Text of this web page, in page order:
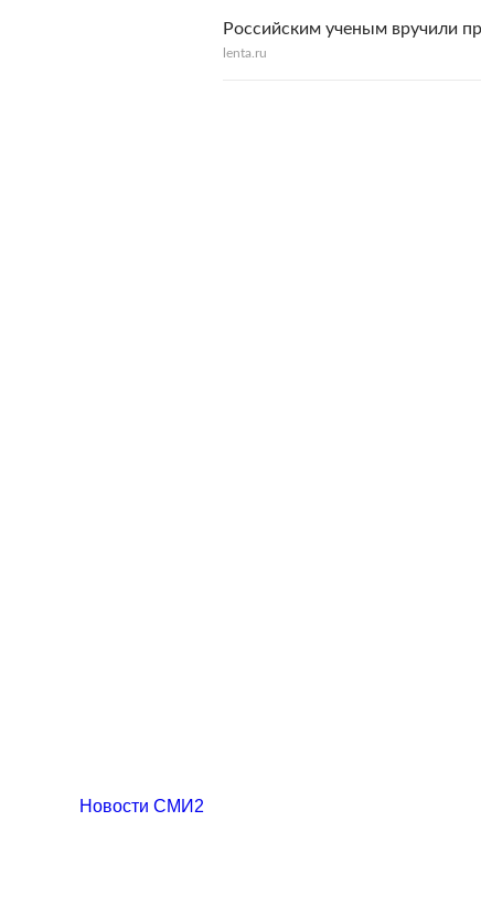
Российским ученым вручили
lenta.ru
Новости СМИ2